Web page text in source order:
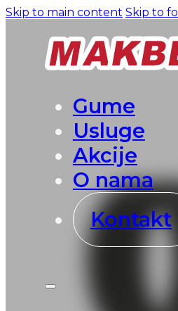
Skip to main content Skip to
Gume
Usluge
Akcije
O nama
Kontakt